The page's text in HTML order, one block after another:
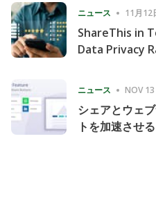
ニュース 11月12
ShareThis in
Data Privacy
ニュース NOV 13
シェアとウェ
トを加速させ